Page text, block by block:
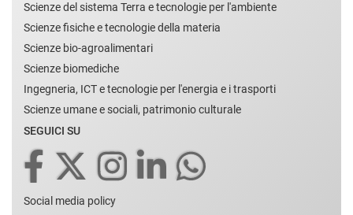
Scienze del sistema Terra e tecnologie per l'ambiente
Scienze fisiche e tecnologie della materia
Scienze bio-agroalimentari
Scienze biomediche
Ingegneria, ICT e tecnologie per l'energia e i trasporti
Scienze umane e sociali, patrimonio culturale
SEGUICI SU
Social media policy